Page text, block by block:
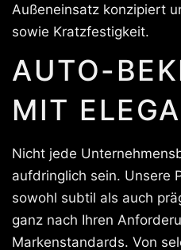
Außeneinsatz konzipiert
sowie Kratzfestigkeit.
AUTO-
MIT
Nicht jede
aufdringlich sein. Unsere
sowohl subtil als auch
ganz nach Ihren
Markenstandards. Von